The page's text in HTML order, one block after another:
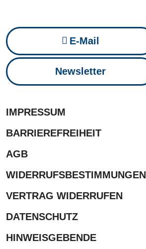
E-Mail
Newsletter
IMPRESSUM
BARRIEREFREIHEIT
AGB
WIDERRUFSBESTIMMUNGEN
VERTRAG WIDERRUFEN
DATENSCHUTZ
HINWEISGEBENDE